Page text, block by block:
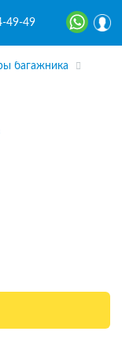
49-49
багажника